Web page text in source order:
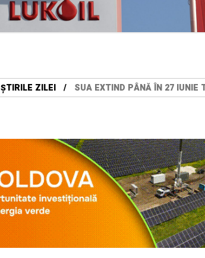
ȘTIRILE ZILEI SUA EXTIND PÂNĂ ÎN 27 IUNIE